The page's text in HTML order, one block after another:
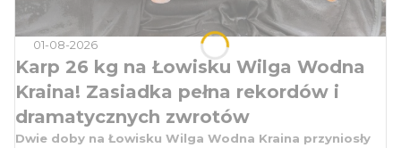
01-08-2026
Karp 26 kg na Łowisku Wilga Wodna
Kraina! Zasiadka pełna rekordów i
dramatycznych zwrotów
Dwie doby na Łowisku Wilga Wodna Kraina przyniosły